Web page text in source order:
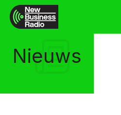
Nieuws